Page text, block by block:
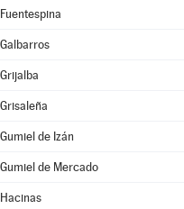
Fuentespina
Galbarros
Grijalba
Grisaleña
Gumiel de Izán
Gumiel de Mercado
Hacinas